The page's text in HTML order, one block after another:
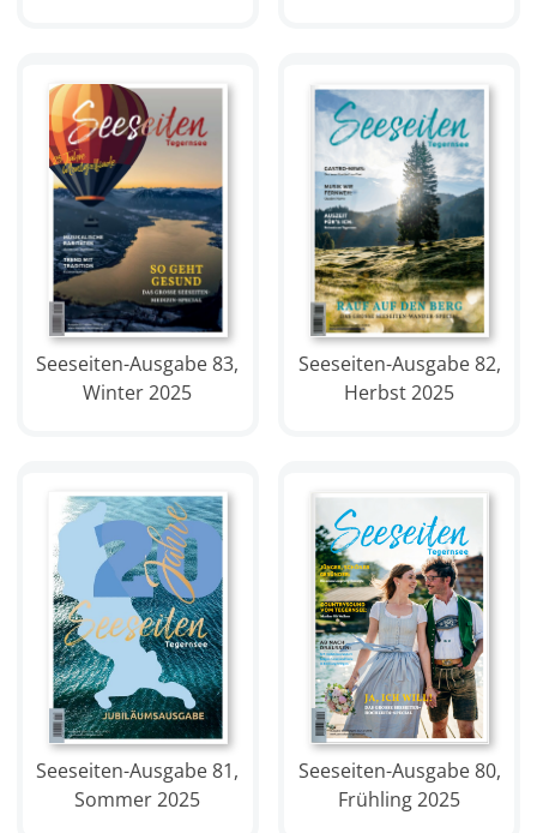
Seeseiten-Ausgabe 83,
Winter 2025
Seeseiten-Ausgabe 82,
Herbst 2025
Seeseiten-Ausgabe 81,
Sommer 2025
Seeseiten-Ausgabe 80,
Frühling 2025